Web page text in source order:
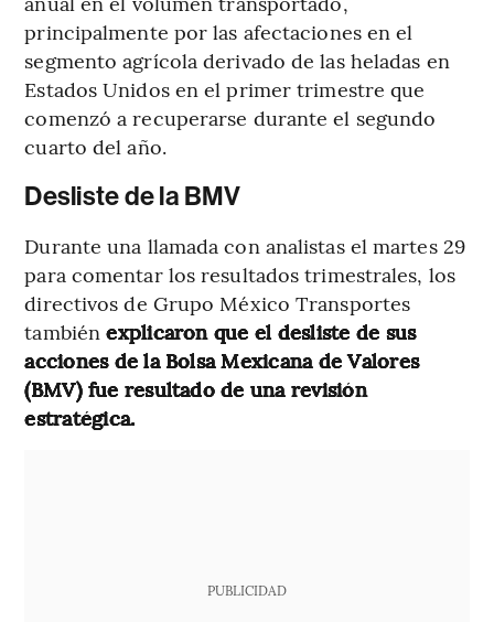
principalmente por las afectaciones en el
segmento agrícola derivado de las heladas en
Estados Unidos en el primer trimestre que
comenzó a recuperarse durante el segundo
cuarto del año.
Desliste de la BMV
Durante una llamada con analistas el martes 29
para comentar los resultados trimestrales, los
directivos de Grupo México Transportes
también explicaron que el desliste de sus
acciones de la Bolsa Mexicana de Valores
(BMV) fue resultado de una revisión
estratégica.
PUBLICIDAD